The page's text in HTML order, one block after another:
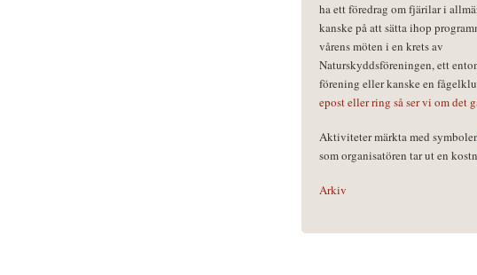
ha ett föredrag om fjärilar i
kanske på att sätta ihop
vårens möten i en krets av
Naturskyddsföreningen, ett
förening eller kanske en
epost eller ring så ser vi om det
Aktiviteter märkta med
som organisatören tar ut en
Arkiv